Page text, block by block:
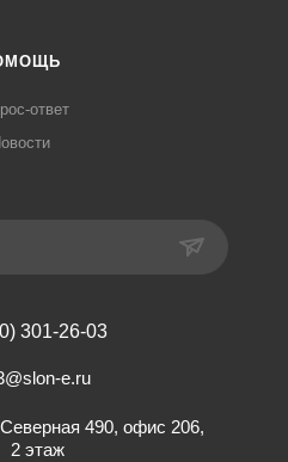
ответ
301-26-03
e.ru
490, офис 206,
2 этаж